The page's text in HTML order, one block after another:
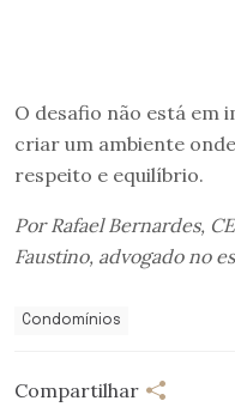
O desafio não está em
criar um ambiente
respeito e equilíbrio.
Por Rafael Bernardes,
Faustino, advogado no
Condomínios
Compartilhar